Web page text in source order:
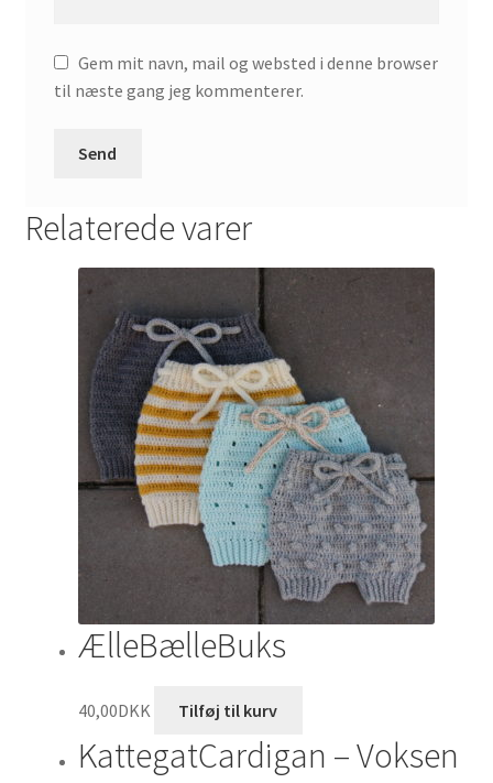
Gem mit navn, mail og websted i denne browser
til næste gang jeg kommenterer.
Relaterede varer
ÆlleBælleBuks
40,00DKK Tilføj til kurv
KattegatCardigan – Voksen